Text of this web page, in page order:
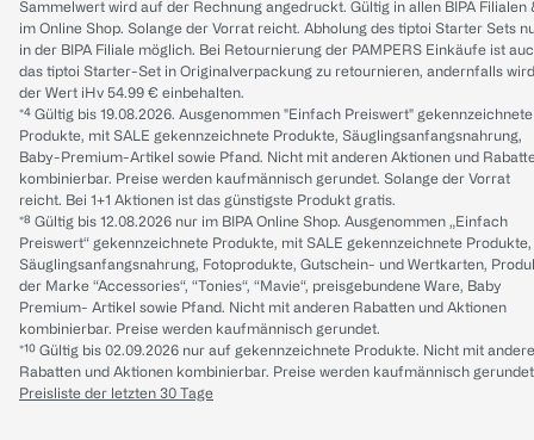
Sammelwert wird auf der Rechnung angedruckt. Gültig in allen BIPA Filialen
im Online Shop. Solange der Vorrat reicht. Abholung des tiptoi Starter Sets
in der BIPA Filiale möglich. Bei Retournierung der PAMPERS Einkäufe ist
das tiptoi Starter-Set in Originalverpackung zu retournieren, andernfalls wird
der Wert iHv 54.99 € einbehalten.
*⁴ Gültig bis 19.08.2026. Ausgenommen "Einfach Preiswert" gekennzeichnete
Produkte, mit SALE gekennzeichnete Produkte, Säuglingsanfangsnahrung,
Baby-Premium-Artikel sowie Pfand. Nicht mit anderen Aktionen und
kombinierbar. Preise werden kaufmännisch gerundet. Solange der Vorrat
reicht. Bei 1+1 Aktionen ist das günstigste Produkt gratis.
*⁸ Gültig bis 12.08.2026 nur im BIPA Online Shop. Ausgenommen „Einfach
Preiswert“ gekennzeichnete Produkte, mit SALE gekennzeichnete Produkte,
Säuglingsanfangsnahrung, Fotoprodukte, Gutschein- und Wertkarten,
der Marke “Accessories“, “Tonies“, “Mavie“, preisgebundene Ware, Baby
Premium- Artikel sowie Pfand. Nicht mit anderen Rabatten und Aktionen
kombinierbar. Preise werden kaufmännisch gerundet.
*¹⁰ Gültig bis 02.09.2026 nur auf gekennzeichnete Produkte. Nicht mit
Rabatten und Aktionen kombinierbar. Preise werden kaufmännisch
Preisliste der letzten 30 Tage